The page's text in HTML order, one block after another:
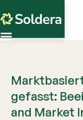
gefasst:
and Market